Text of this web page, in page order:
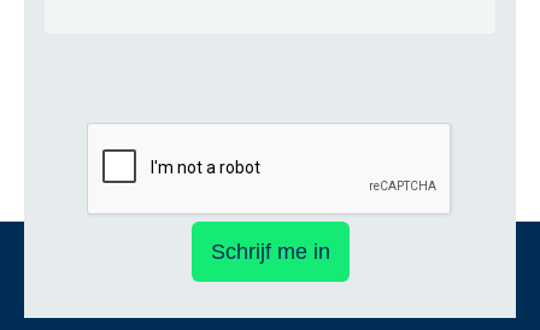
Schrijf me in